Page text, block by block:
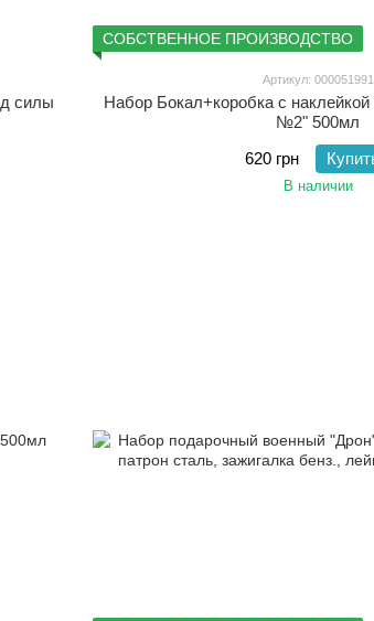
силы
СОБСТВЕННОЕ ПРОИЗВОДСТВО
Артикул: 000051991
Набор Бокал+коробка с
№2" 500мл
620 грн
В наличии